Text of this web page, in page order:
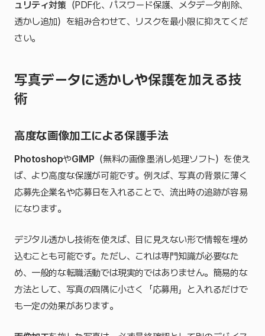
ュリティ対策（PDF化、パスワード保護、メタデータ削除、
透かし追加）を組み合わせて、リスクを最小限に抑えてくだ
さい。
写真データに透かしや保護を加える技
術
高度な画像加工による保護手法
PhotoshopやGIMP （無料の画像墨消し処理ソフト）を使え
ば、より高度な保護が可能です。例えば、写真の背景に薄く
応募先企業名や応募日を入れることで、流出時の追跡が容易
になります。
デジタル透かし技術を使えば、目に見えない形で情報を埋め
込むことも可能です。ただし、これは専門知識が必要なた
め、一般的な転職活動では現実的ではありません。簡易的な
方法として、写真の四隅に小さく「応募用」と入れるだけで
も一定の効果があります。